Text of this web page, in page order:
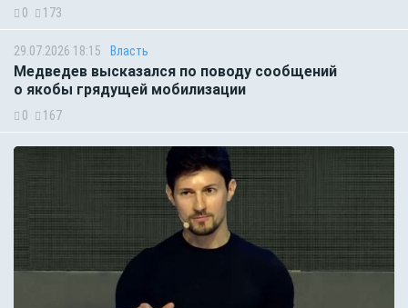
0 173
29.07.2026 18:15 Власть
Медведев высказался по поводу сообщений
о якобы грядущей мобилизации
0 167